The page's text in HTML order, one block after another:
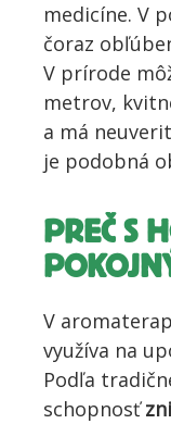
medicíne. V
čoraz
V prírode
metrov,
a má
je podobná
PREČ S
V
využíva na
Podľa
schopnosť